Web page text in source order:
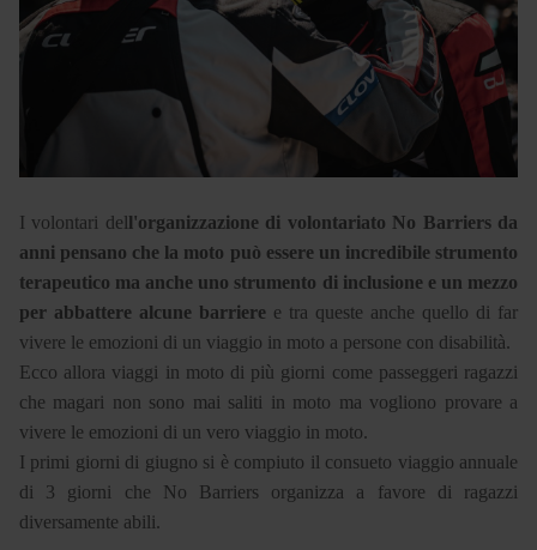
I volontari dell'organizzazione di volontariato No Barriers da
anni pensano che la moto può essere un incredibile strumento
terapeutico ma anche uno strumento di inclusione e un mezzo
per abbattere alcune barriere e tra queste anche quello di far
vivere le emozioni di un viaggio in moto a persone con disabilità.
Ecco allora viaggi in moto di più giorni come passeggeri ragazzi
che magari non sono mai saliti in moto ma vogliono provare a
vivere le emozioni di un vero viaggio in moto.
I primi giorni di giugno si è compiuto il consueto viaggio annuale
di 3 giorni che No Barriers organizza a favore di ragazzi
diversamente abili.